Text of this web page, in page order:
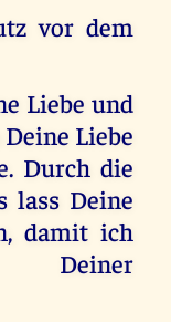
vor dem
Liebe und
Liebe
Durch die
lass Deine
damit ich
Deiner